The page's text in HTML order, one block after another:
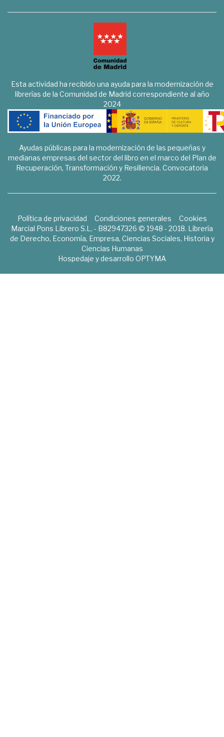
Esta actividad ha recibido una ayuda para la modernización de
librerías de la Comunidad de Madrid correspondiente al año
2024
Ayudas públicas para la modernización de las pequeñas y
medianas empresas del sector del libro en el marco del Plan de
Recuperación, Transformación y Resiliencia. Convocatoria
2022.
Política de privacidad Condiciones generales
Cookies
Marcial Pons Librero S.L. - B82947326 © 1948 - 2018. Librería
de Derecho, Economía, Empresa, Ciencias Sociales, Historia y
Ciencias Humanas
Hospedaje y desarrollo OPTYMA